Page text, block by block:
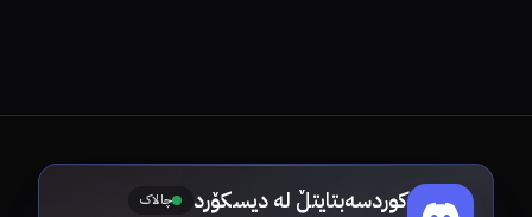
کوردسەبتایتڵ لە دیسکۆرد چالاک